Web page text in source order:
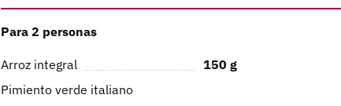
Para 2 personas
Arroz integral 150 g
Pimiento verde italiano